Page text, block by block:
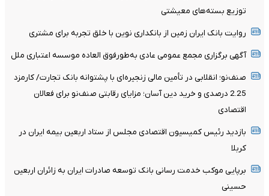
توزیع بسته‌های معیشتی
روایت بانک ایران زمین از بانکداری نوین با خلق تجربه برای مشتری
آگهی برگزاری مجمع عمومی عادی به‌طورفوق العاده موسسه اعتباری ملل
صنف‌نو؛ انقلابی در تأمین مالی زنجیره‌ای با پشتوانه بانک تجارت/ کارمزد
2.25 درصدی و خرید دین آسان؛ مزایای رقابتی صنف‌نو برای فعالان
اقتصادی
بازدید رئیس کمیسیون اقتصادی مجلس از ستاد اربعین بیمه ایران در
کربلا
برپایی موکب خدمت رسانی بانک توسعه صادرات ایران به زائران اربعین
حسینی